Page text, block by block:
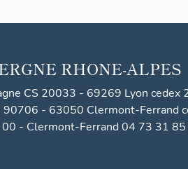
RHONE-ALPES
CS 20033 - 69269 Lyon cedex
90706 - 63050 Clermont-Ferrand
- Clermont-Ferrand 04 73 31